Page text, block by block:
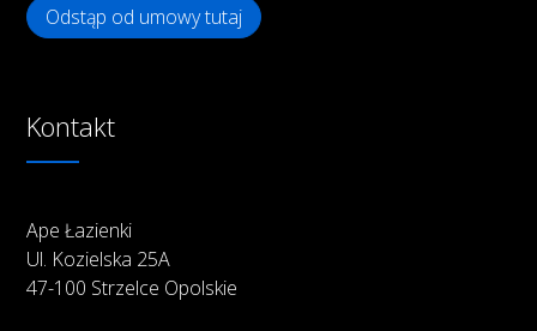
Odstąp od umowy tutaj
Kontakt
Ape Łazienki
Ul. Kozielska 25A
47-100 Strzelce Opolskie